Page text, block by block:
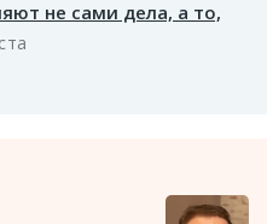
не сами дела, а то,